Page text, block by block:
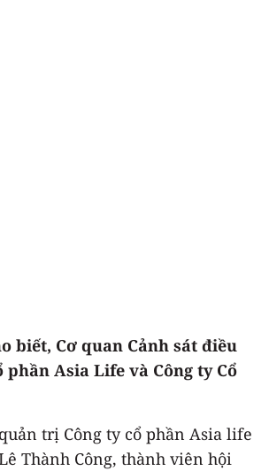
biết, Cơ quan Cảnh sát điều
Asia Life và Công ty Cổ
trị Công ty cổ phần Asia life
Thành Công, thành viên hội